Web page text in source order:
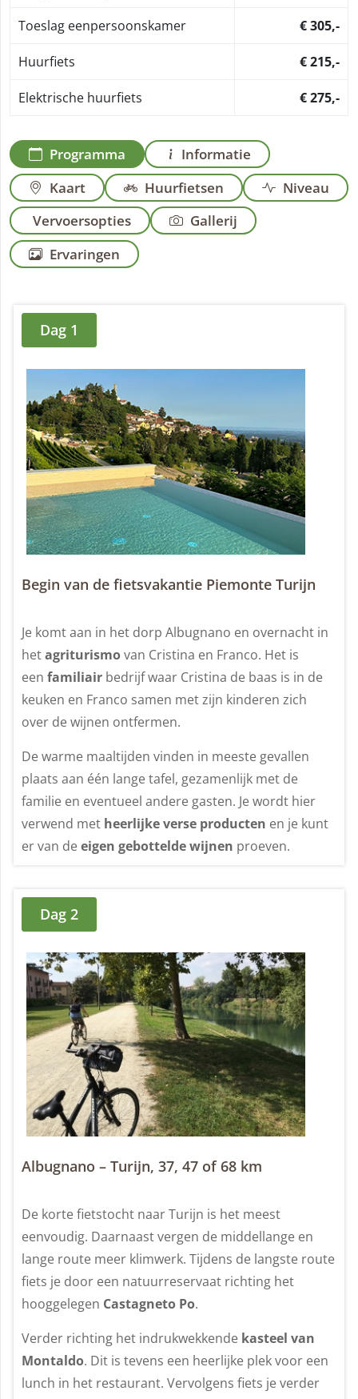
Toeslag eenpersoonskamer € 305,-
Huurfiets € 215,-
Elektrische huurfiets € 275,-
Programma
Informatie
Kaart
Huurfietsen
Niveau
Vervoersopties
Gallerij
Ervaringen
Dag 1
Begin van de fietsvakantie Piemonte Turijn
Je komt aan in het dorp Albugnano en overnacht in
hetagriturismovan Cristina en Franco. Het is
een familiair bedrijf waar Cristina de baas is in de
keuken en Franco samen met zijn kinderen zich
over de wijnen ontfermen.
De warme maaltijden vinden in meeste gevallen
plaats aan één lange tafel, gezamenlijk met de
familie en eventueel andere gasten. Je wordt hier
verwend met heerlijke verse producten en je kunt
er van deeigen gebottelde wijnen proeven.
Dag 2
Albugnano – Turijn, 37, 47 of 68 km
De korte fietstocht naar Turijn is het meest
eenvoudig. Daarnaast vergen de middellange en
lange route meer klimwerk. Tijdens de langste route
fiets je door een natuurreservaat richting het
hooggelegen Castagneto Po.
Verder richting het indrukwekkende kasteel van
Montaldo. Dit is tevens een heerlijke plek voor een
lunch in het restaurant. Vervolgens fiets je verder